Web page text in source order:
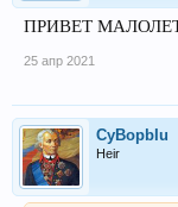
ПРИВЕТ
25 апр 2021
СyBopbIu
Heir